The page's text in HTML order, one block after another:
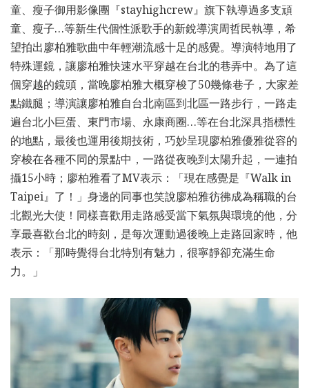
童、瘦子御用影像團『stayhighcrew』旗下執導過多支頑
童、瘦子…等新生代個性派歌手的新銳導演周哲民執導，希
望拍出廖柏雅歌曲中年輕潮流感十足的感覺。導演特地用了
特殊運鏡，讓廖柏雅快速水平穿越在台北的巷弄中。為了這
個穿越的鏡頭，當晚廖柏雅大概穿梭了50幾條巷子，大家差
點鐵腿；導演讓廖柏雅自台北南區到北區一路步行，一路走
遍台北小巨蛋、東門市場、永康商圈…等在台北深具指標性
的地點，最後也運用後期技術，巧妙呈現廖柏雅優雅從容的
穿梭在各種不同的景點中，一路從夜晚到太陽升起，一連拍
攝15小時；廖柏雅看了MV表示：「現在感覺是『Walk in
Taipei』了！」身邊的同事也笑說廖柏雅彷彿成為稱職的台
北觀光大使！同樣喜歡用走路感受當下氣氛與環境的他，分
享最喜歡台北的時刻，是每次運動過後晚上走路回家時，他
表示：「那時覺得台北特別有魅力，很寧靜卻充滿生命
力。」